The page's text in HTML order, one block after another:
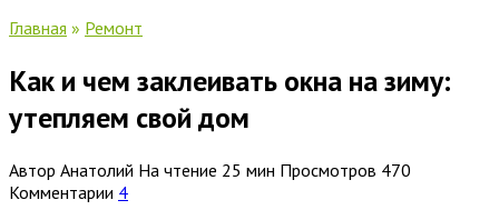
Главная » Ремонт
Как и чем заклеивать окна на зиму:
утепляем свой дом
Автор Анатолий На чтение 25 мин Просмотров 470
Комментарии 4